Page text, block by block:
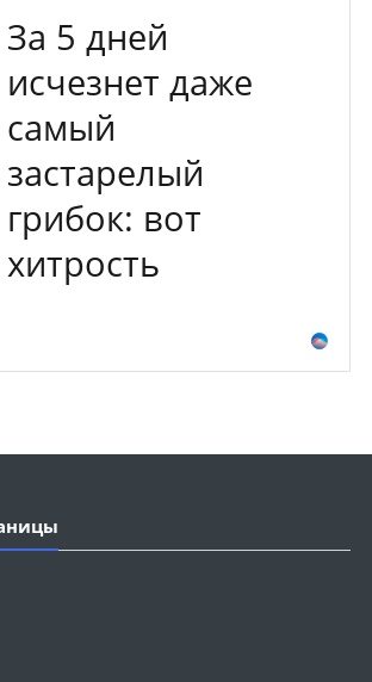
За 5 дней
исчезнет даже
самый
застарелый
грибок: вот
хитрость